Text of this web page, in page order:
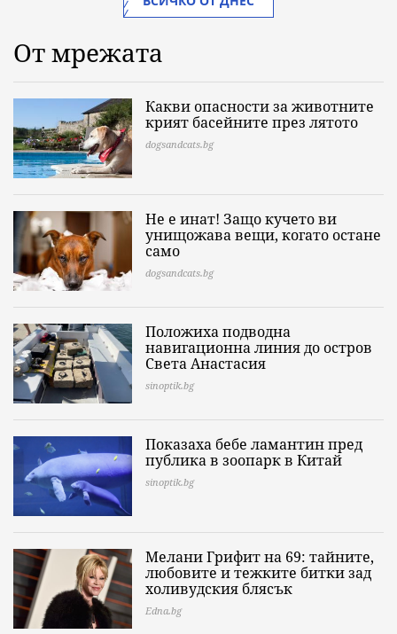
От мрежата
Какви опасности за животните
крият басейните през лятото
dogsandcats.bg
Не е инат! Защо кучето ви
унищожава вещи, когато остане
само
dogsandcats.bg
Положиха подводна
навигационна линия до остров
Света Анастасия
sinoptik.bg
Показаха бебе ламантин пред
публика в зоопарк в Китай
sinoptik.bg
Мелани Грифит на 69: тайните,
любовите и тежките битки зад
холивудския блясък
Edna.bg